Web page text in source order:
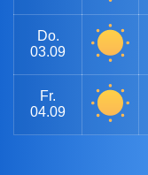
Do.
03.09
Fr.
04.09